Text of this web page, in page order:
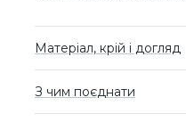
Матеріал, крій і догляд
З чим поєднати